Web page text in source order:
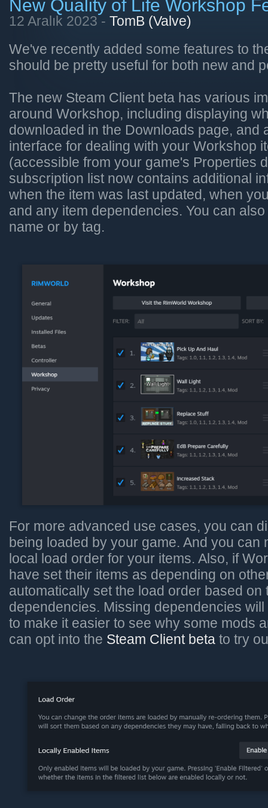
New Quality of Life Workshop
12 Aralık 2023 - TomB (Valve)
We've recently added some features to
should be pretty useful for both new and
The new Steam Client beta has various
around Workshop, including displaying
downloaded in the Downloads page, and
interface for dealing with your Workshop
(accessible from your game's Properties
subscription list now contains additional
when the item was last updated, when
and any item dependencies. You can
name or by tag.
For more advanced use cases, you can
being loaded by your game. And you can
local load order for your items. Also, if
have set their items as depending on
automatically set the load order based on
dependencies. Missing dependencies
to make it easier to see why some mods
can opt into the Steam Client beta to try